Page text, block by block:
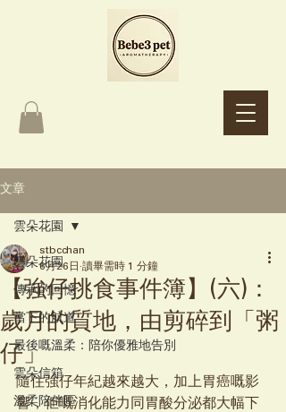
文章
雲朵花園
傳承的回憶
當下的航道
最後嘅溫柔：陪你優雅地告別
雲朵信箱
溫柔陪伴區
雲朵花園
【強仔挑食事件簿】(六)：
歲月的質地，由剪碎到「粥
仔」
stbcchan
6月26日 讀畢需時 1 分鐘
隨住強仔年紀越來越大，加上胃癌嘅影
響，佢嘅消化能力同胃酸分泌都大幅下